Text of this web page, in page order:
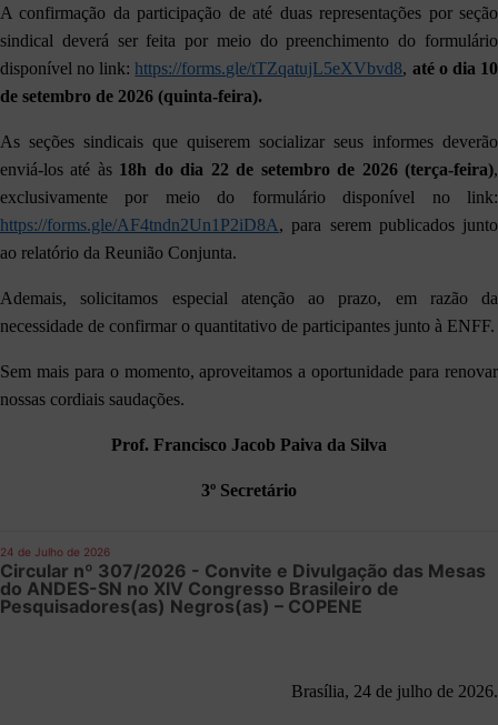
A confirmação da participação de até duas representações por seção
sindical deverá ser feita por meio do preenchimento do formulário
disponível no link: https://forms.gle/tTZqatujL5eXVbvd8, até o dia 10
de setembro de 2026 (quinta-feira).
As seções sindicais que quiserem socializar seus informes deverão
enviá-los até às 18h do dia 22 de setembro de 2026 (terça-feira),
exclusivamente por meio do formulário disponível no link:
https://forms.gle/AF4tndn2Un1P2iD8A, para serem publicados junto
ao relatório da Reunião Conjunta.
Ademais, solicitamos especial atenção ao prazo, em razão da
necessidade de confirmar o quantitativo de participantes junto à ENFF.
Sem mais para o momento, aproveitamos a oportunidade para renovar
nossas cordiais saudações.
Prof. Francisco Jacob Paiva da Silva
3º Secretário
24 de Julho de 2026
Circular nº 307/2026 - Convite e Divulgação das Mesas
do ANDES-SN no XIV Congresso Brasileiro de
Pesquisadores(as) Negros(as) – COPENE
Brasília, 24 de julho de 2026.